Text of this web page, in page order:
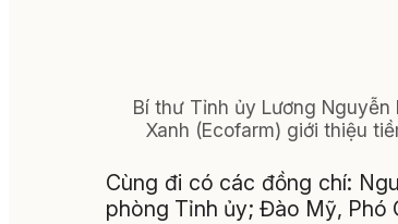
Bí thư Tỉnh ủy Lương
Xanh (Ecofarm) giới thiệu
Cùng đi có các đồng chí:
phòng Tỉnh ủy; Đào Mỹ, Phó